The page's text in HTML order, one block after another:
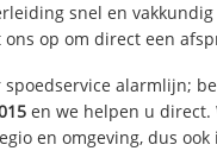
snel en
op om direct een
spoedservice alarmlijn;
en we helpen u direct.
en omgeving, dus ook